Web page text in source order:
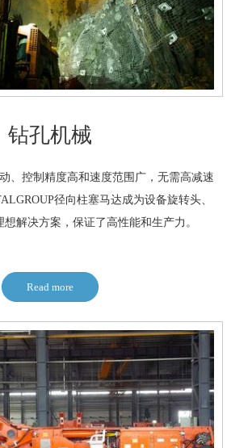
钻孔机械
、控制精度高和速度范围广，无需高减速
径向柱塞马达成为设备旋转头、
解决方案，保证了高性能和生产力。
Read more